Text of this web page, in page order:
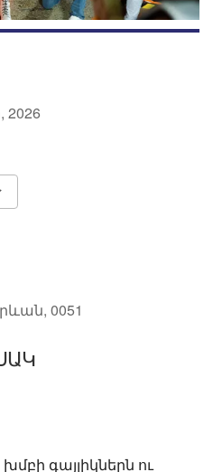
2026
0051
գայլիկներն ու